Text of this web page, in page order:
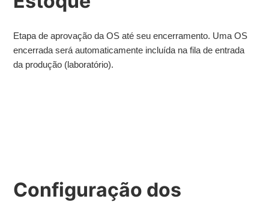
Etapa de aprovação da OS até seu encerramento. Uma OS
encerrada será automaticamente incluída na fila de entrada
da produção (laboratório).
Configuração dos